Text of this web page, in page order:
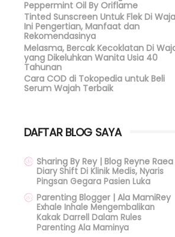
Peppermint Oil By Oriflame
Tinted Sunscreen Untuk Flek Di
Ini Pengertian, Manfaat dan
Rekomendasinya
Melasma, Bercak Kecoklatan Di
yang Dikeluhkan Wanita Usia 40
Tahunan
Cara COD di Tokopedia untuk Beli
Serum Wajah Terbaik
DAFTAR BLOG SAYA
Sharing By Rey | Blog Reyne Raea
Diary Shift Di Klinik Medis, Nyaris
Pingsan Gegara Pasien Luka
Parenting Blogger | Ala MamiRey
Exhale Inhale Mengembalikan
Kakak Darrell Dalam Rules
Parenting Ala Maminya